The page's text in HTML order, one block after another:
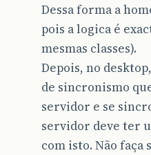
Dessa forma a
pois a logica é
mesmas classes).
Depois, no
de sincronismo
servidor e se
servidor deve ter
com isto. Não faça